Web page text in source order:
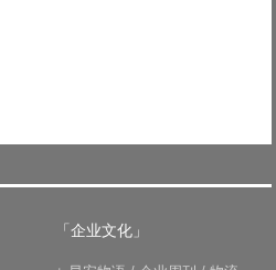
「企业文化」